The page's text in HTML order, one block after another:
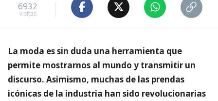
6932
visitas
La moda es sin duda una herramienta que
permite mostrarnos al mundo y transmitir un
discurso. Asimismo, muchas de las prendas
icónicas de la industria han sido revolucionarias